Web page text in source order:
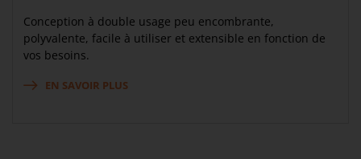
Conception à double usage peu encombrante,
polyvalente, facile à utiliser et extensible en fonction de
vos besoins.
EN SAVOIR PLUS